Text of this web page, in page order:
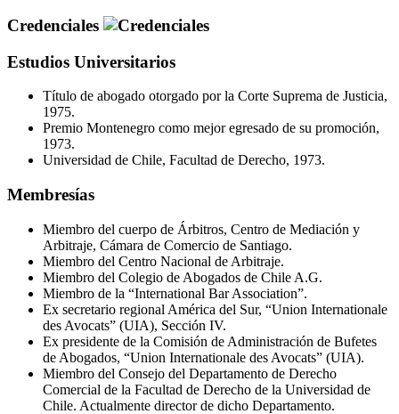
Credenciales
Estudios Universitarios
Título de abogado otorgado por la Corte Suprema de Justicia,
1975.
Premio Montenegro como mejor egresado de su promoción,
1973.
Universidad de Chile, Facultad de Derecho, 1973.
Membresías
Miembro del cuerpo de Árbitros, Centro de Mediación y
Arbitraje, Cámara de Comercio de Santiago.
Miembro del Centro Nacional de Arbitraje.
Miembro del Colegio de Abogados de Chile A.G.
Miembro de la “International Bar Association”.
Ex secretario regional América del Sur, “Union Internationale
des Avocats” (UIA), Sección IV.
Ex presidente de la Comisión de Administración de Bufetes
de Abogados, “Union Internationale des Avocats” (UIA).
Miembro del Consejo del Departamento de Derecho
Comercial de la Facultad de Derecho de la Universidad de
Chile. Actualmente director de dicho Departamento.